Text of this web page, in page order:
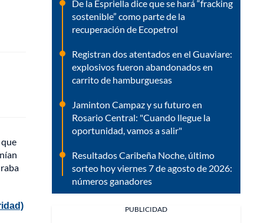
De la Espriella dice que se hará “fracking
sostenible” como parte de la
recuperación de Ecopetrol
Registran dos atentados en el Guaviare:
explosivos fueron abandonados en
carrito de hamburguesas
Jaminton Campaz y su futuro en
Rosario Central: "Cuando llegue la
oportunidad, vamos a salir"
Resultados Caribeña Noche, último
sorteo hoy viernes 7 de agosto de 2026:
números ganadores
PUBLICIDAD